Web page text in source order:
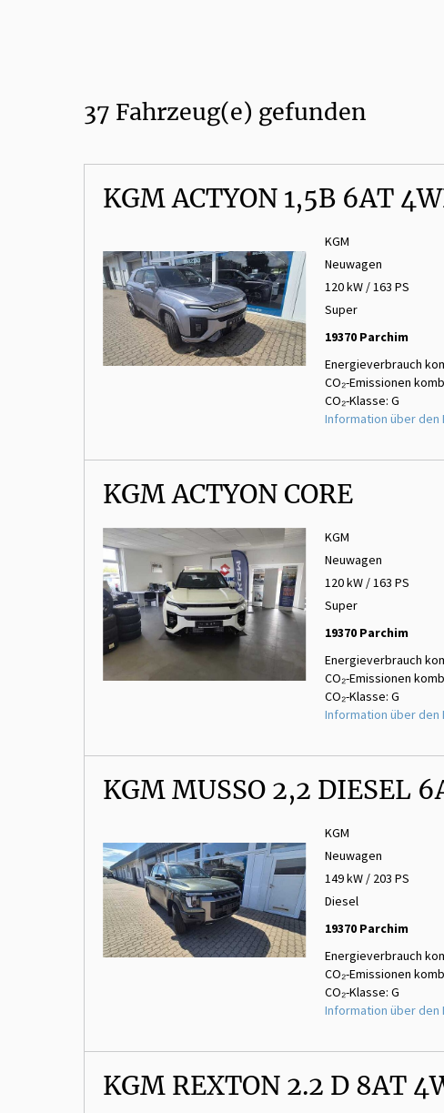
37 Fahrzeug(e) gefunden
KGM ACTYON 1,5B 6AT
KGM
Neuwagen
120 kW / 163 PS
Super
19370 Parchim
Energieverbrauch
CO₂-Emissionen
CO₂-Klasse: G
Information über den
KGM ACTYON CORE
KGM
Neuwagen
120 kW / 163 PS
Super
19370 Parchim
Energieverbrauch
CO₂-Emissionen
CO₂-Klasse: G
Information über den
KGM MUSSO 2,2 DIESEL
KGM
Neuwagen
149 kW / 203 PS
Diesel
19370 Parchim
Energieverbrauch
CO₂-Emissionen
CO₂-Klasse: G
Information über den
KGM REXTON 2.2 D 8AT